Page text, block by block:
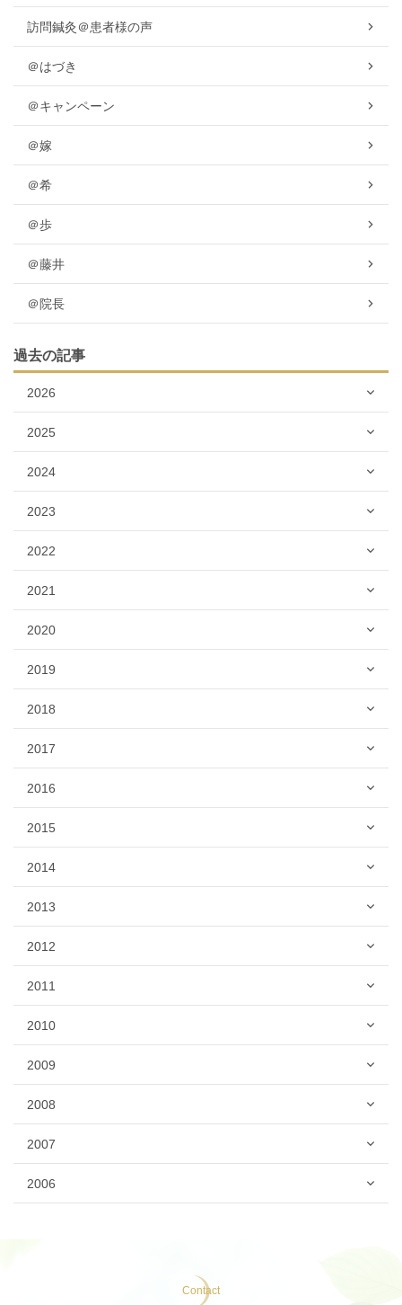
訪問鍼灸＠患者様の声
＠はづき
＠キャンペーン
＠嫁
＠希
＠歩
＠藤井
＠院長
過去の記事
2026
2025
2024
2023
2022
2021
2020
2019
2018
2017
2016
2015
2014
2013
2012
2011
2010
2009
2008
2007
2006
Contact